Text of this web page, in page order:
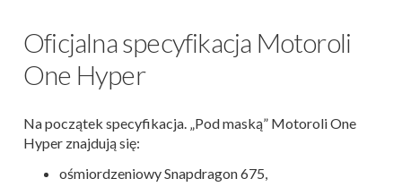
Oficjalna specyfikacja Motoroli
One Hyper
Na początek specyfikacja. „Pod maską” Motoroli One
Hyper znajdują się:
ośmiordzeniowy Snapdragon 675,